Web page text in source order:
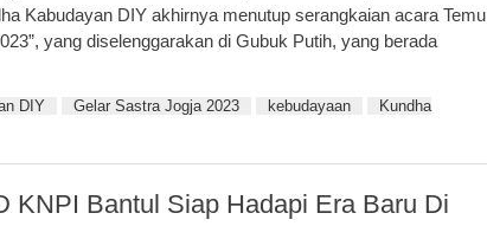
Kabudayan DIY akhirnya menutup serangkaian acara Temu
yang diselenggarakan di Gubuk Putih, yang berada
DIY Gelar Sastra Jogja 2023 kebudayaan
Kundha
KNPI Bantul Siap Hadapi Era Baru Di